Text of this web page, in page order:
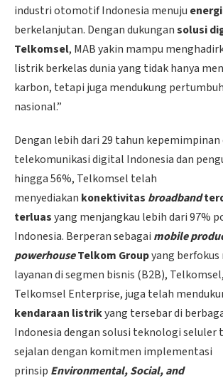
industri otomotif Indonesia menuju
berkelanjutan. Dengan dukungansolusi
Telkomsel, MAB yakin mampu
listrik berkelas dunia yang tidak hanya
karbon, tetapi juga mendukung
nasional.”
Dengan lebih dari 29 tahun
telekomunikasi digital Indonesia dan
hingga 56%, Telkomsel telah
menyediakan konektivitas broadband
terluasyang menjangkau lebih dari 97%
Indonesia. Berperan sebagai mobile
powerhouseTelkom Groupyang
layanan di segmen bisnis (B2B),
Telkomsel Enterprise, juga telah
kendaraan listrikyang tersebar di
Indonesia dengan solusi teknologi seluler
sejalan dengan komitmen implementasi
prinsip Environmental, Social, and